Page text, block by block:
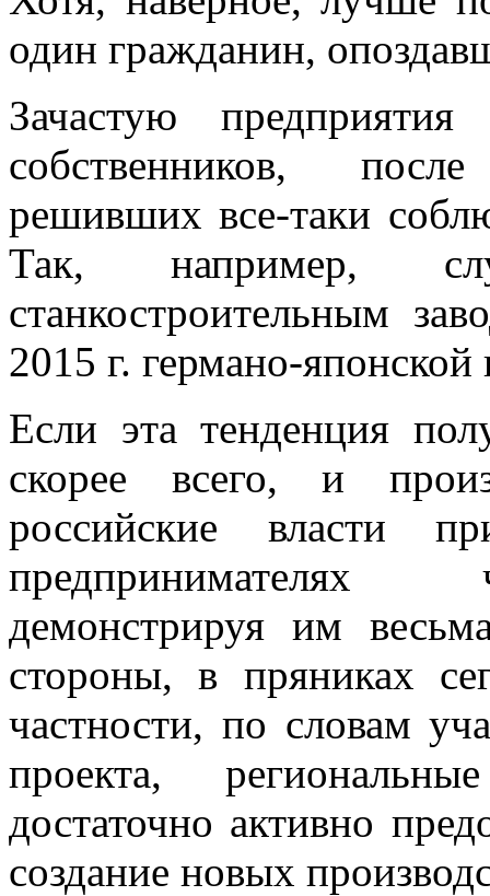
один гражданин,
Зачастую
собственников,
решивших все-таки
Так, например,
станкостроительным
2015 г. германо-
Если эта тенденция
скорее всего, и
российские власти
предпринимателях
демонстрируя им
стороны, в пряниках
частности, по словам
проекта,
достаточно активно
создание новых